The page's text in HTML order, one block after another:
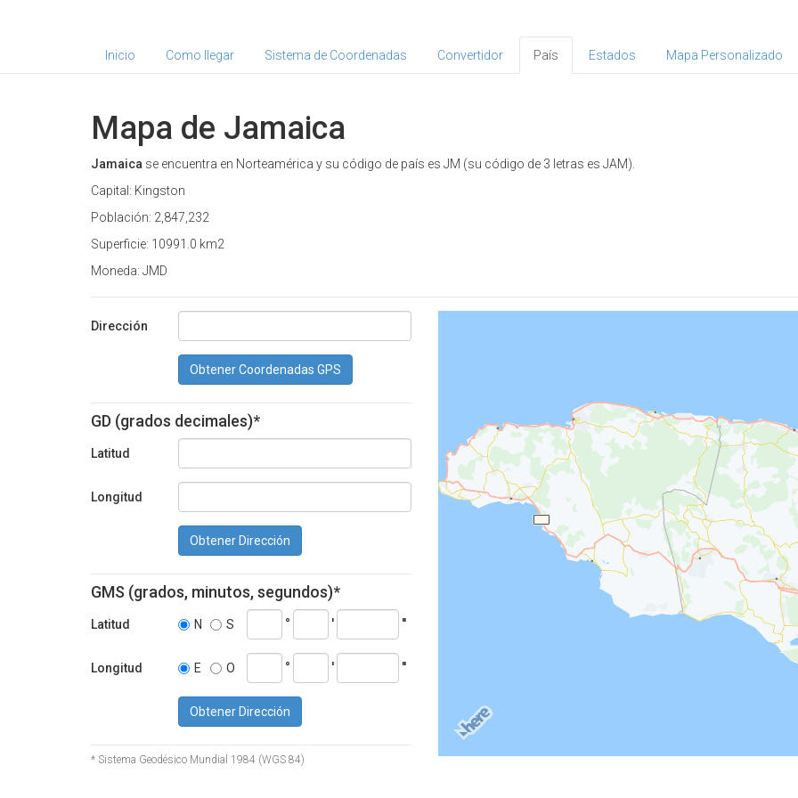
Inicio Como llegar Sistema de Coordenadas Convertidor País Estados Mapa Personalizado
Mapa de Jamaica
Jamaica se encuentra en Norteamérica y su código de país es JM (su código de 3 letras es JAM).
Capital: Kingston
Población: 2,847,232
Superficie: 10991.0 km2
Moneda: JMD
Dirección
Obtener Coordenadas GPS
GD (grados decimales)*
Latitud
Longitud
Obtener Dirección
GMS (grados, minutos, segundos)*
Latitud N S ° ' ''
Longitud E O ° ' ''
Obtener Dirección
* Sistema Geodésico Mundial 1984 (WGS 84)